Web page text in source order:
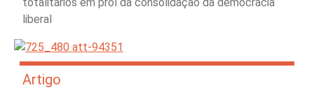
liberal
Artigo